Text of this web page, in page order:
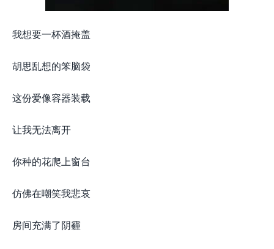
我想要一杯酒掩盖
胡思乱想的笨脑袋
这份爱像容器装载
让我无法离开
你种的花爬上窗台
仿佛在嘲笑我悲哀
房间充满了阴霾